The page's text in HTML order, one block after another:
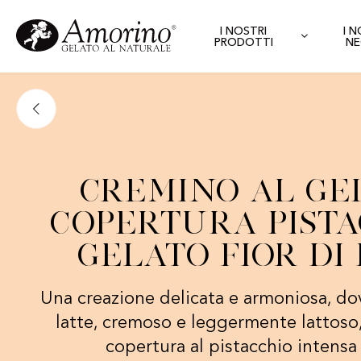
I NOSTRI
PRODOTTI
I
Cremino al
Copertura
Gelato Fior di
Una creazione delicata e armoniosa,
latte, cremoso e leggermente
copertura al pistacchio intensa